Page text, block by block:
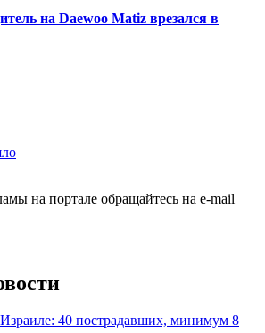
на Daewoo Matiz врезался в
на портале обращайтесь на e-mail